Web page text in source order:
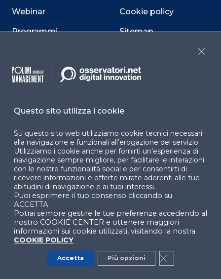
Webinar
Programmi
Cookie policy
Sitemap
Facebook LinkedIn
YouTube X
© 2024 Copyright © Politecnico di Milano Dipartimento
di Ingegneria Gestionale
Questo sito utilizza i cookie
Su questo sito web utilizziamo cookie tecnici necessari
alla navigazione e funzionali all’erogazione del servizio.
Utilizziamo i cookie anche per fornirti un’esperienza di
navigazione sempre migliore, per facilitare le interazioni
con le nostre funzionalità social e per consentirti di
ricevere informazioni e offerte mirate aderenti alle tue
abitudini di navigazione e ai tuoi interessi.
Puoi esprimere il tuo consenso cliccando su
ACCETTA.
Potrai sempre gestire le tue preferenze accedendo al
nostro COOKIE CENTER e ottenere maggiori
informazioni sui cookie utilizzati, visitando la nostra
COOKIE POLICY
Accetta Più opzioni Close GDPR